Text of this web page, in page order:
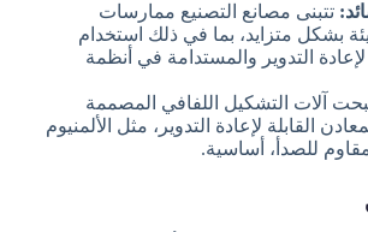
تتبنى مصانع التصنيع ممارسات
بشكل متزايد، بما في ذلك استخدام
لإعادة التدوير والمستدامة في أنظمة
آلات التشكيل اللفافي المصممة
القابلة لإعادة التدوير، مثل الألمنيوم
للصدأ، أساسية.